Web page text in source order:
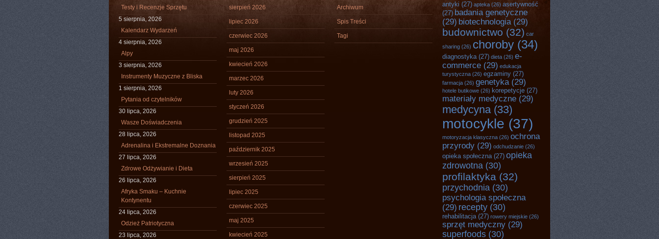
Testy i Recenzje Sprzętu
5 sierpnia, 2026
Kalendarz Wydarzeń
4 sierpnia, 2026
Alpy
3 sierpnia, 2026
Instrumenty Muzyczne z Bliska
1 sierpnia, 2026
Pytania od czytelników
30 lipca, 2026
Wasze Doświadczenia
28 lipca, 2026
Adrenalina i Ekstremalne Doznania
27 lipca, 2026
Zdrowe Odżywianie i Dieta
26 lipca, 2026
Afryka Smaku – Kuchnie
Kontynentu
24 lipca, 2026
Odzież Patriotyczna
23 lipca, 2026
sierpień 2026
lipiec 2026
czerwiec 2026
maj 2026
kwiecień 2026
marzec 2026
luty 2026
styczeń 2026
grudzień 2025
listopad 2025
październik 2025
wrzesień 2025
sierpień 2025
lipiec 2025
czerwiec 2025
maj 2025
kwiecień 2025
Archiwum
Spis Treści
Tagi
antyki (27) apteka (26) asertywność
(27) badania genetyczne
(29) biotechnologia (29)
budownictwo (32) car
sharing (26) choroby (34)
diagnostyka(27) dieta (26) e-
commerce (29) edukacja
turystyczna (26) egzaminy (27)
farmacja (26) genetyka (29)
hotele butikowe (26) korepetycje (27)
materiały medyczne (29)
medycyna(33)
motocykle (37)
motoryzacja klasyczna (26) ochrona
przyrody (29) odchudzanie (26)
opieka społeczna(27) opieka
zdrowotna (30)
profilaktyka (32)
przychodnia (30)
psychologia społeczna
(29) recepty (30)
rehabilitacja(27) rowery miejskie (26)
sprzęt medyczny (29)
superfoods (30)